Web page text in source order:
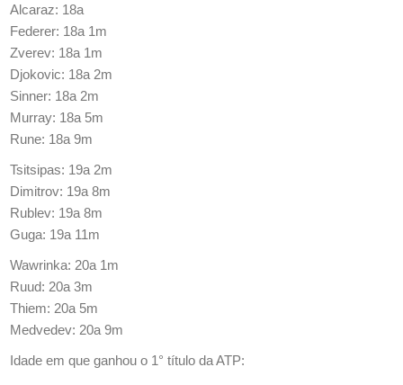
Alcaraz: 18a
Federer: 18a 1m
Zverev: 18a 1m
Djokovic: 18a 2m
Sinner: 18a 2m
Murray: 18a 5m
Rune: 18a 9m
Tsitsipas: 19a 2m
Dimitrov: 19a 8m
Rublev: 19a 8m
Guga: 19a 11m
Wawrinka: 20a 1m
Ruud: 20a 3m
Thiem: 20a 5m
Medvedev: 20a 9m
Idade em que ganhou o 1° título da ATP: